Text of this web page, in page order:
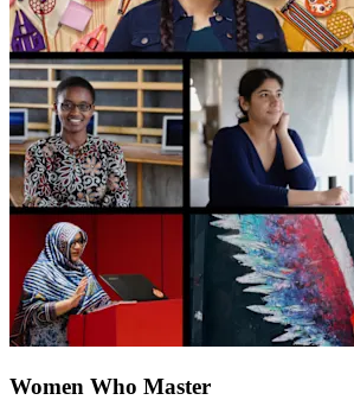
Women Who Master